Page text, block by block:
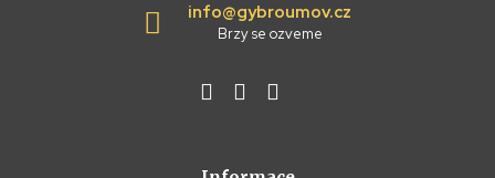
info@gybroumov.cz
Brzy se ozveme